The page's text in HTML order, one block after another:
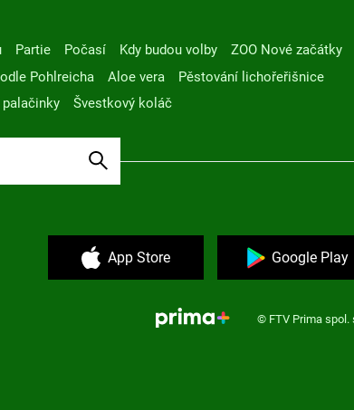
Partie Počasí Kdy budou volby
ZOO Nové začátky
Pohlreicha Aloe vera
Pěstování lichořeřišnice
Švestkový koláč
App Store Google Play
© FTV Prima spol.